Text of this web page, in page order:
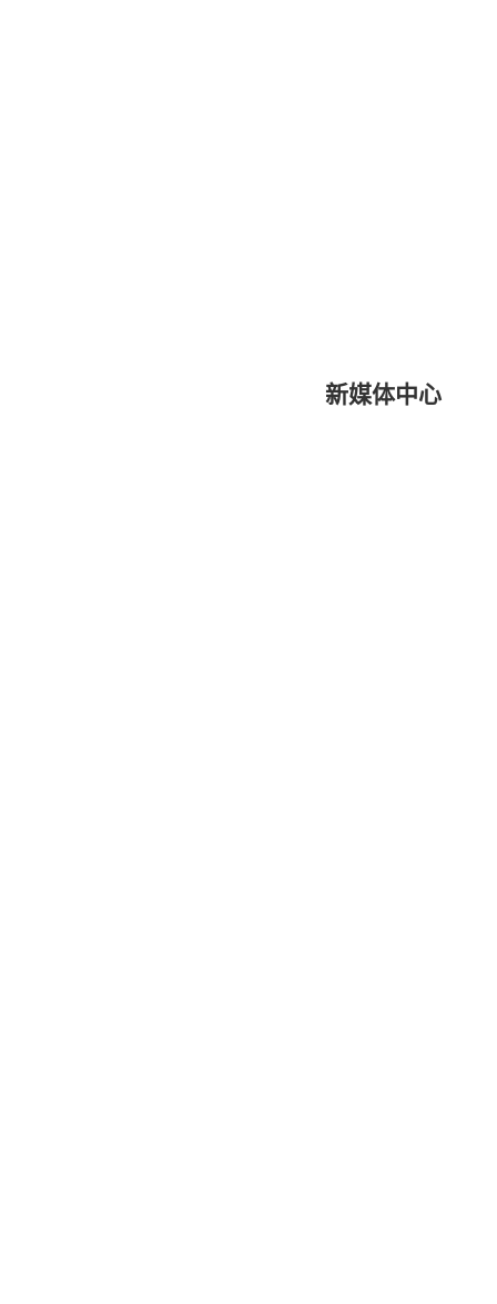
新媒体中心